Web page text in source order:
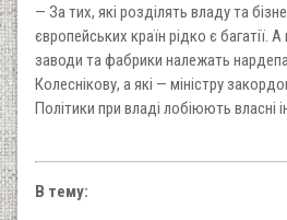
— За тих, які розділять владу та
європейських країн рідко є багатії.
заводи та фабрики належать
Колеснікову, а які — міністру
Політики при владі лобіюють власні
В тему: